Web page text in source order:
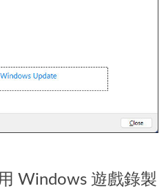
Windows 遊戲錄製